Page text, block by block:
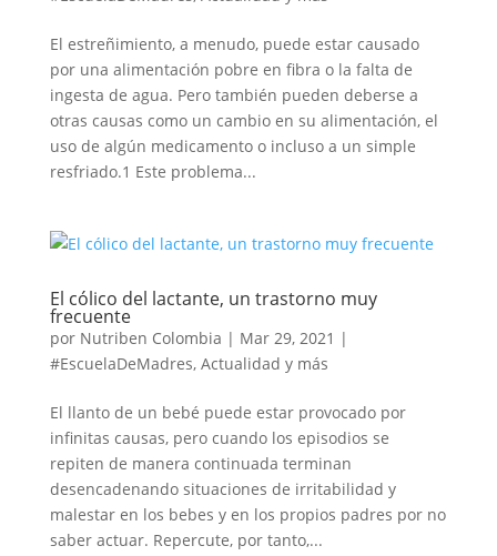
El estreñimiento, a menudo, puede estar causado
por una alimentación pobre en fibra o la falta de
ingesta de agua. Pero también pueden deberse a
otras causas como un cambio en su alimentación, el
uso de algún medicamento o incluso a un simple
resfriado.1 Este problema...
El cólico del lactante, un trastorno muy
frecuente
por Nutriben Colombia | Mar 29, 2021 |
#EscuelaDeMadres, Actualidad y más
El llanto de un bebé puede estar provocado por
infinitas causas, pero cuando los episodios se
repiten de manera continuada terminan
desencadenando situaciones de irritabilidad y
malestar en los bebes y en los propios padres por no
saber actuar. Repercute, por tanto,...